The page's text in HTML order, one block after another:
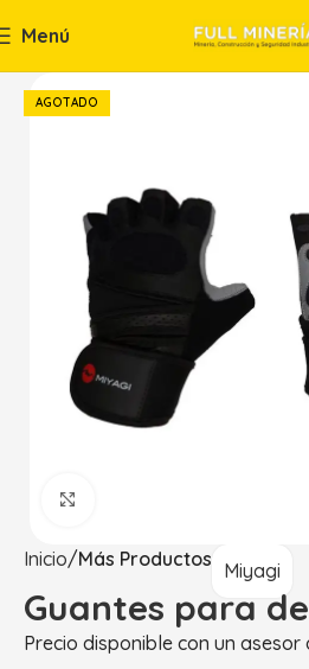
Menú
AGOTADO
Inicio Más Productos Miyagi
Guantes para
Precio disponible con un asesor